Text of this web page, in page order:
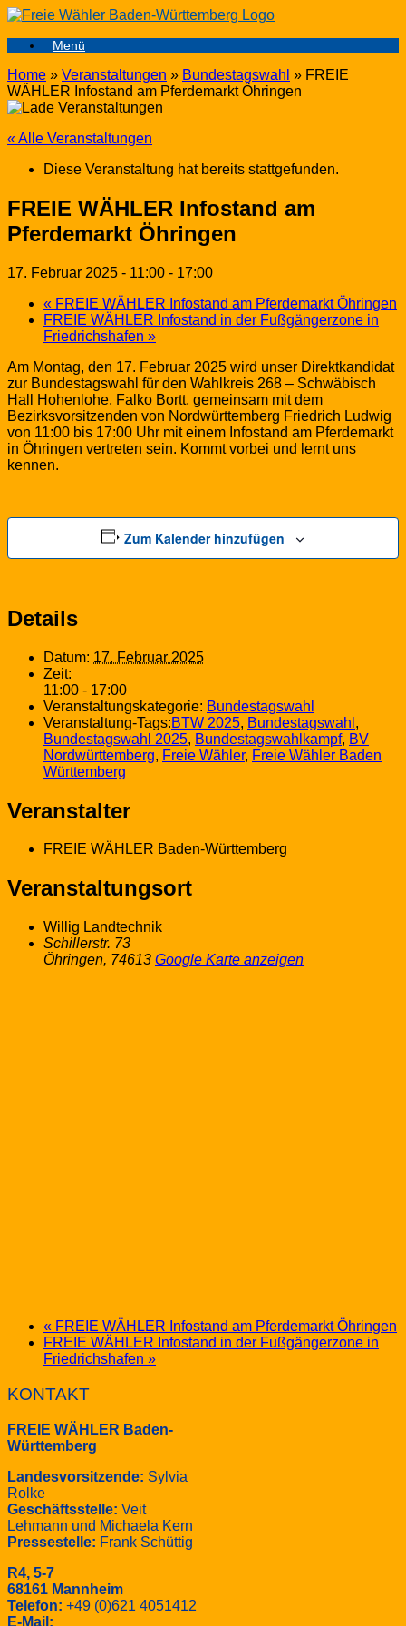
Zum
springenMenü
Home » Veranstaltungen » Bundestagswahl » FREIE
WÄHLER Infostand am Pferdemarkt Öhringen
« Alle Veranstaltungen
Diese Veranstaltung hat bereits stattgefunden.
FREIE WÄHLER Infostand am
Pferdemarkt Öhringen
17. Februar 2025 - 11:00 - 17:00
« FREIE WÄHLER Infostand am Pferdemarkt Öhringen
FREIE WÄHLER Infostand in der Fußgängerzone in
Friedrichshafen »
Am Montag, den 17. Februar 2025 wird unser Direktkandidat
zur Bundestagswahl für den Wahlkreis 268 – Schwäbisch
Hall Hohenlohe, Falko Bortt, gemeinsam mit dem
Bezirksvorsitzenden von Nordwürttemberg Friedrich Ludwig
von 11:00 bis 17:00 Uhr mit einem Infostand am Pferdemarkt
in Öhringen vertreten sein. Kommt vorbei und lernt uns
kennen.
Zum Kalender hinzufügen
Details
Datum: 17. Februar 2025
Zeit:
11:00 - 17:00
Veranstaltungskategorie: Bundestagswahl
Veranstaltung-Tags:BTW 2025, Bundestagswahl ,
Bundestagswahl 2025, Bundestagswahlkampf, BV
Nordwürttemberg, Freie Wähler, Freie Wähler Baden
Württemberg
Veranstalter
FREIE WÄHLER Baden-Württemberg
Veranstaltungsort
Willig Landtechnik
Schillerstr. 73
Öhringen, 74613 Google Karte anzeigen
« FREIE WÄHLER Infostand am Pferdemarkt Öhringen
FREIE WÄHLER Infostand in der Fußgängerzone in
Friedrichshafen »
KONTAKT
FREIE WÄHLER Baden-
Württemberg
Landesvorsitzende: Sylvia
Rolke
Geschäftsstelle: Veit
Lehmann und Michaela Kern
Pressestelle: Frank Schüttig
R4, 5-7
68161 Mannheim
Telefon: +49 (0)621 4051412
E-Mail: